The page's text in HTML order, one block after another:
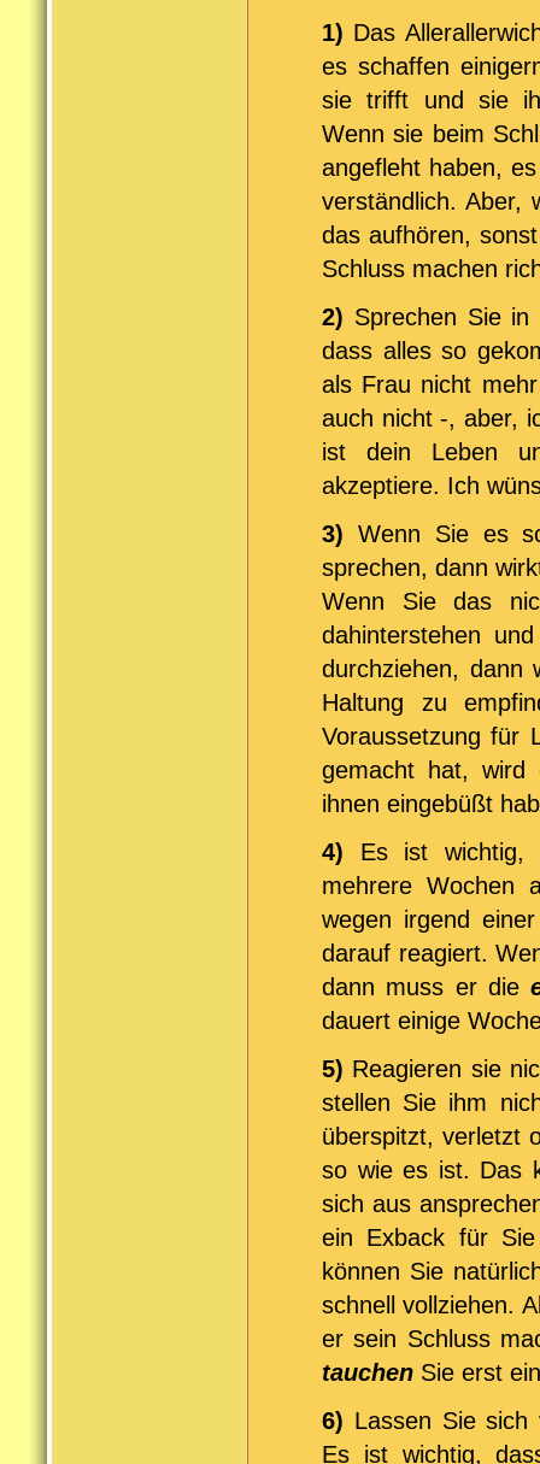
1) Das
es schaffen
sie trifft und sie
Wenn sie beim
angefleht haben,
verständlich. Aber,
das aufhören,
Schluss machen
2) Sprechen Sie
dass alles so
als Frau nicht
auch nicht -, aber,
ist dein Leben
akzeptiere. Ich
3) Wenn Sie es
sprechen, dann
Wenn Sie das
dahinterstehen
durchziehen, dann
Haltung zu
Voraussetzung für
gemacht hat, wird
ihnen eingebüßt
4) Es ist
mehrere Wochen
wegen irgend
darauf reagiert.
dann muss er die
dauert einige
5) Reagieren sie
stellen Sie ihm
überspitzt, verletzt
so wie es ist. Das
sich aus
ein Exback für
können Sie
schnell vollziehen.
er sein Schluss
tauchen Sie erst
6) Lassen Sie
Es ist wichtig,